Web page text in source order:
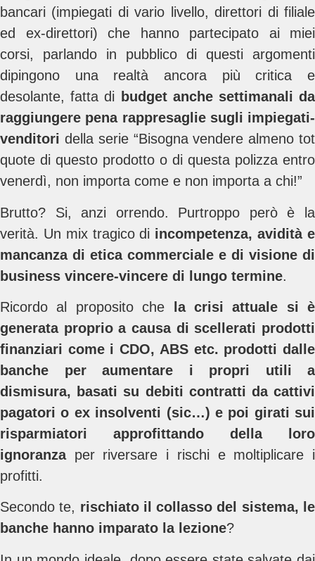
bancari (impiegati di vario livello, direttori di filiale
ed ex-direttori) che hanno partecipato ai miei
corsi, parlando in pubblico di questi argomenti
dipingono una realtà ancora più critica e
desolante, fatta di
budget anche settimanali da
raggiungere pena rappresaglie sugli impiegati-
venditori della serie “Bisogna vendere almeno tot
quote di questo prodotto o di questa polizza entro
venerdì, non importa come e non importa a chi!”
Brutto? Si, anzi orrendo. Purtroppo però è la
verità. Un mix tragico di incompetenza, avidità e
mancanza di etica commerciale e di visione di
business vincere-vincere di lungo termine.
Ricordo al proposito che
la crisi attuale si è
generata proprio a causa di scellerati prodotti
finanziari come i CDO, ABS etc. prodotti dalle
banche per aumentare i propri utili a
dismisura, basati su debiti contratti da cattivi
pagatori o ex insolventi (sic…) e poi girati sui
risparmiatori approfittando della loro
ignoranzaper riversare i rischi e moltiplicare i
profitti.
Secondo te, rischiato il collasso del sistema, le
banche hanno imparato la lezione?